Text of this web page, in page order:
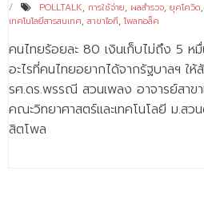
- - วิทยาศาสตร์การแพทย์
- - ความมั่นคงปลอดภัยไซเบอร์
- - อุตสาหกรรมชีวภาพเพื่อธุรกิจ
POLLTALK, การใช้จ่าย, ผลสำรวจ, ยุคโควิด,
เทคโนโลยีสารสนเทศ, สาขาไอที,โพลทอล็ค
คนไทยร้อยละ 80 เงินเก็บไม่ถึง 5 ห
อะไรที่คนไทยอยากได้จากรัฐบาลฯ ใ
รศ.ดร.พรรณี สวนเพลง อาจารย์สาขา
คณะวิทยาศาสตร์และเทคโนโลยี ม.ส
สิตโพล